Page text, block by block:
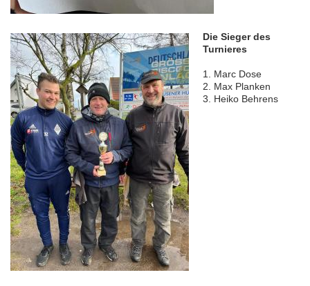
Die Sieger des
Turnieres
1. Marc Dose
2. Max Planken
3. Heiko Behrens